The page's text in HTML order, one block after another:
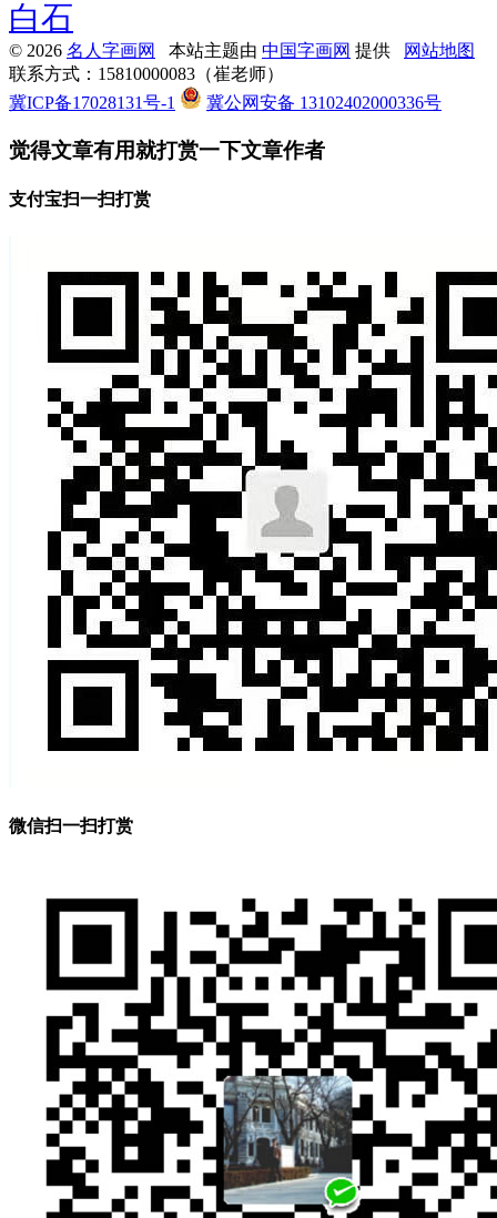
白石
© 2026 名人字画网 本站主题由 中国字画网 提供
网站地图
联系方式：15810000083（崔老师）
冀ICP备17028131号-1
冀公网安备 13102402000336号
觉得文章有用就打赏一下文章作者
支付宝扫一扫打赏
微信扫一扫打赏